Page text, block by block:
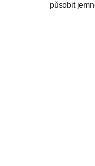
působit